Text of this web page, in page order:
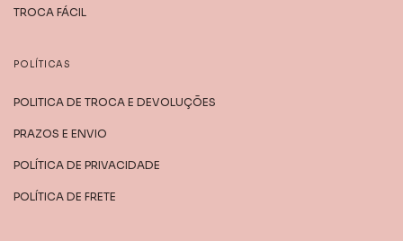
TROCA FÁCIL
POLÍTICAS
POLITICA DE TROCA E DEVOLUÇÕES
PRAZOS E ENVIO
POLÍTICA DE PRIVACIDADE
POLÍTICA DE FRETE